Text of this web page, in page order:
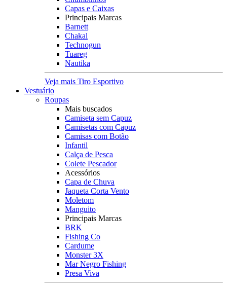
Capas e Caixas
Principais Marcas
Barnett
Chakal
Technogun
Tuareg
Nautika
Veja mais Tiro Esportivo
Vestuário
Roupas
Mais buscados
Camiseta sem Capuz
Camisetas com Capuz
Camisas com Botão
Infantil
Calça de Pesca
Colete Pescador
Acessórios
Capa de Chuva
Jaqueta Corta Vento
Moletom
Manguito
Principais Marcas
BRK
Fishing Co
Cardume
Monster 3X
Mar Negro Fishing
Presa Viva